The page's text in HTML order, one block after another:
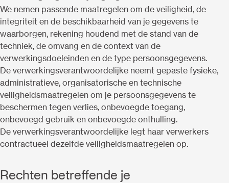
We nemen passende maatregelen om de veiligheid, de
integriteit en de beschikbaarheid van je gegevens te
waarborgen, rekening houdend met de stand van de
techniek, de omvang en de context van de
verwerkingsdoeleinden en de type persoonsgegevens.
De verwerkingsverantwoordelijke neemt gepaste fysieke,
administratieve, organisatorische en technische
veiligheidsmaatregelen om je persoonsgegevens te
beschermen tegen verlies, onbevoegde toegang,
onbevoegd gebruik en onbevoegde onthulling.
De verwerkingsverantwoordelijke legt haar verwerkers
contractueel dezelfde veiligheidsmaatregelen op.
Rechten betreffende je